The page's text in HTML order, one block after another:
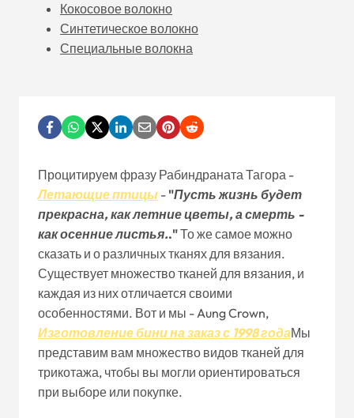
Кокосовое волокно
Синтетическое волокно
Специальные волокна
Процитируем фразу Рабиндраната Тагора -
Летающие птицы - "Пусть жизнь будет
прекрасна, как летние цветы, а смерть -
как осенние листья.."То же самое можно
сказать и о различных тканях для вязания.
Существует множество тканей для вязания, и
каждая из них отличается своими
особенностями. Вот и мы - Aung Crown,
Изготовление бини на заказ с 1998 годаМы
представим вам множество видов тканей для
трикотажа, чтобы вы могли ориентироваться
при выборе или покупке.